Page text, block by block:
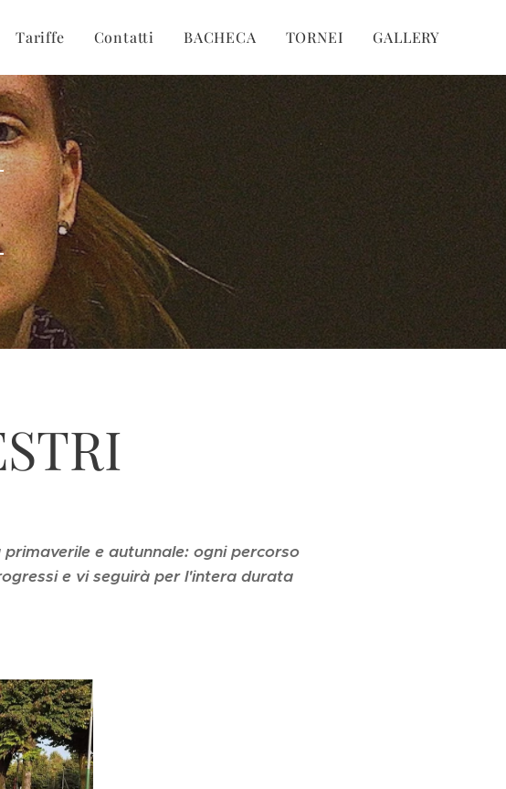
Tariffe Contatti BACHECA TORNEI GALLERY
e autunnale: ogni percorso
e vi seguirà per l'intera durata